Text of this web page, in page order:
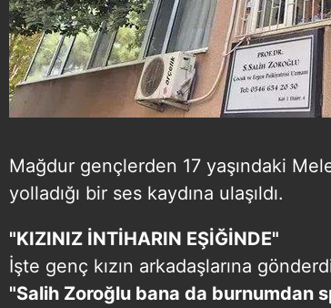
Mağdur gençlerden 17 yaşındaki
yolladığı bir ses kaydına ulaşıldı.
"KIZINIZ İNTİHARIN EŞİĞİNDE"
İşte genç kızın arkadaşlarına
"Salih Zoroğlu bana da burnumdan